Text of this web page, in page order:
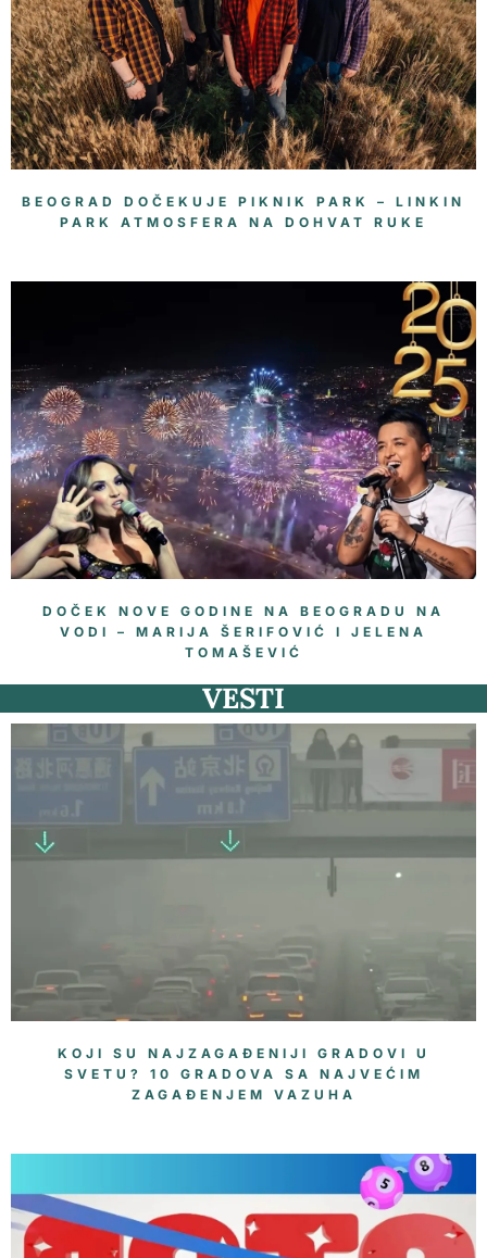
BEOGRAD DOČEKUJE PIKNIK PARK – LINKIN
PARK ATMOSFERA NA DOHVAT RUKE
DOČEK NOVE GODINE NA BEOGRADU NA
VODI – MARIJA ŠERIFOVIĆ I JELENA
TOMAŠEVIĆ
VESTI
KOJI SU NAJZAGAĐENIJI GRADOVI U
SVETU? 10 GRADOVA SA NAJVEĆIM
ZAGAĐENJEM VAZUHA